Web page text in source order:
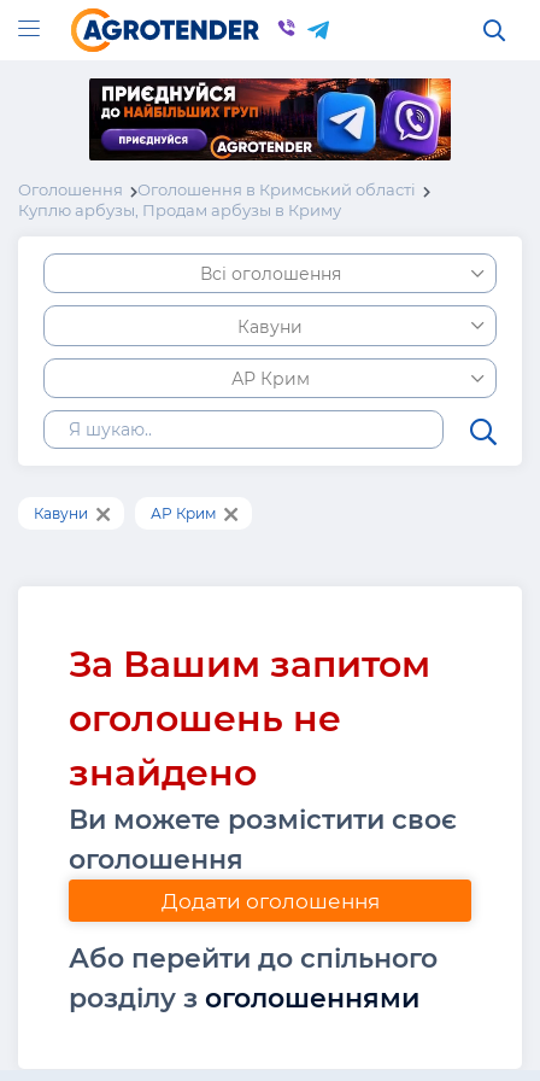
Оголошення
Оголошення в Кримський області
Куплю арбузы, Продам арбузы в Криму
Всі оголошення
Кавуни
АР Крим
Кавуни АР Крим
За Вашим запитом
оголошень не
знайдено
Ви можете розмістити своє
оголошення
Додати оголошення
Або перейти до спільного
розділу з оголошеннями